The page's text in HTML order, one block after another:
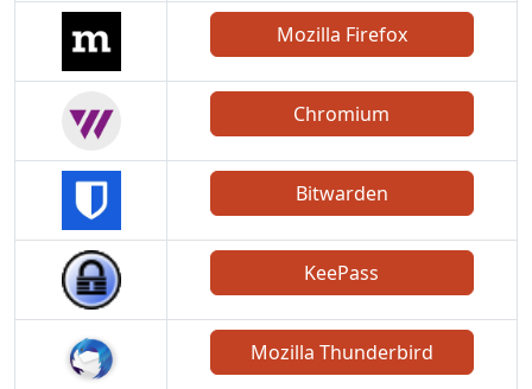
Mozilla Firefox
Chromium
Bitwarden
KeePass
Mozilla Thunderbird